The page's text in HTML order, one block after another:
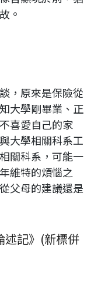
。
，原來是保險從
大學剛畢業、正
喜愛自己的家
大學相關科系工
關科系，可能一
維特的煩惱之
父母的建議還是
述記》(新標併